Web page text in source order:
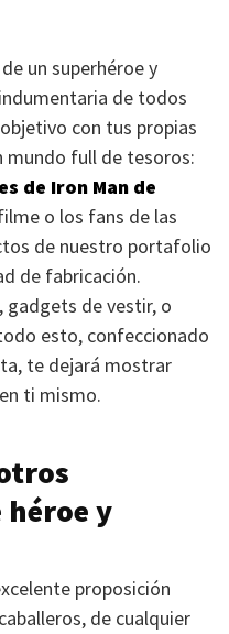
un superhéroe y
de todos
con tus propias
mundo full de tesoros:
de Iron Man de
o los fans de las
de nuestro portafolio
de fabricación.
gadgets de vestir, o
esto, confeccionado
te dejará mostrar
ti mismo.
y
proposición
de cualquier